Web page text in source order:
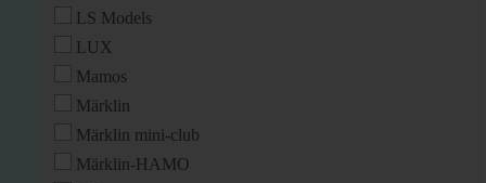
LS Models
LUX
Mamos
Märklin
Märklin mini-club
Märklin-HAMO